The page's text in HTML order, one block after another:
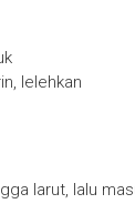
lelehkan
larut, lalu